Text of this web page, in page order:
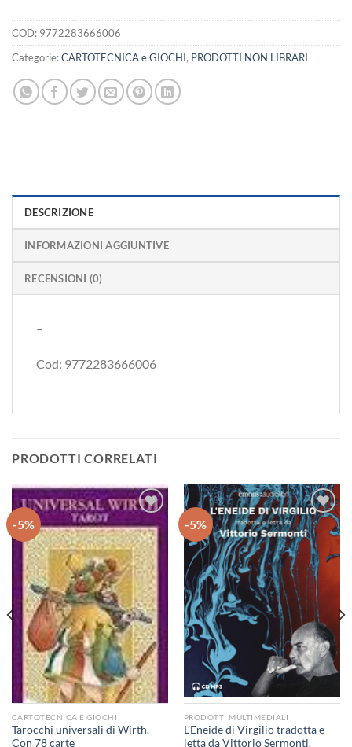
COD: 9772283666006
Categorie:CARTOTECNICA e GIOCHI, PRODOTTI NON LIBRARI
DESCRIZIONE
INFORMAZIONI AGGIUNTIVE
RECENSIONI (0)
–
Cod: 9772283666006
PRODOTTI CORRELATI
-5%
Aggiungi
alla lista
dei
desideri
CARTOTECNICA E GIOCHI
Tarocchi universali di Wirth.
Con 78 carte
-5%
Aggiungi
alla lista
dei
desideri
PRODOTTI MULTIMEDIALI
L’Eneide di Virgilio tradotta e
letta da Vittorio Sermonti.